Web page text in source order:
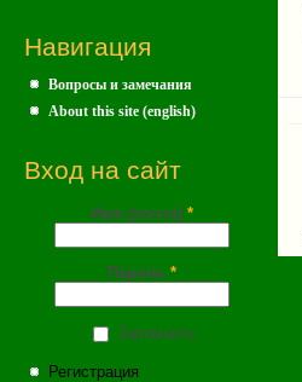
Навигация
Вопросы и замечания
About this site (english)
Вход на сайт
Имя (почта) *
Пароль *
Запомнить
Регистрация